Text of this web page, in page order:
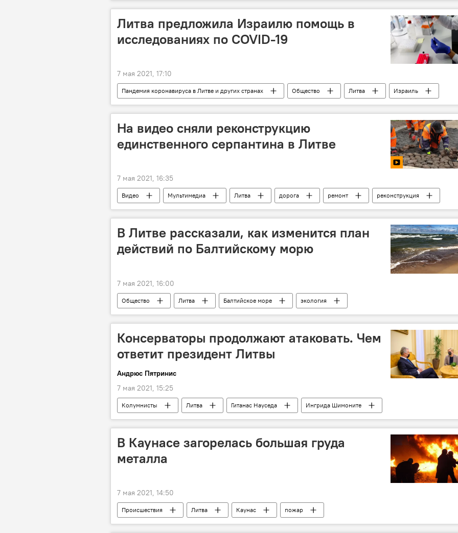
Литва предложила Израилю помощь в
исследованиях по COVID-19
7 мая 2021, 17:10
Пандемия коронавируса в Литве и других странах Общество Литва
Израиль
коронавирус
На видео сняли реконструкцию
единственного серпантина в Литве
7 мая 2021, 16:35
Видео Мультимедиа Литва дорога ремонт реконструкция
В Литве рассказали, как изменится план
действий по Балтийскому морю
7 мая 2021, 16:00
Общество Литва Балтийское море экология
Консерваторы продолжают атаковать. Чем
ответит президент Литвы
Андрюс Пятринис
7 мая 2021, 15:25
Колумнисты Литва Гитанас Науседа
Ингрида Шимоните
Европейский совет
Союз Отечества — Христианские демократы Литвы (СО-ХДЛ)
В Каунасе загорелась большая груда
металла
7 мая 2021, 14:50
Происшествия Литва Каунас пожар